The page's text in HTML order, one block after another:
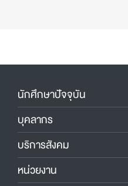
นักศึกษาปัจจุบัน
บุคลากร
บริการสังคม
หน่วยงาน